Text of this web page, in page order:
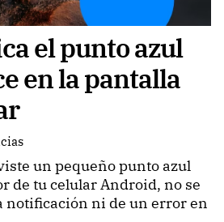
el punto azul
en la pantalla
un pequeño punto azul
de tu celular Android, no se
notificación ni de un error en